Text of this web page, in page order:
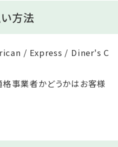
方法
/ Express / Diner's C
事業者かどうかはお客様